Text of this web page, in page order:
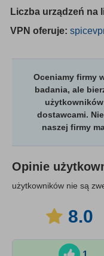
Liczba urządzeń na
VPN oferuje:
Oceniamy firmy
badania, ale
dostawcami.
naszej firmy
Opinie
użytkowników nie są
8.0